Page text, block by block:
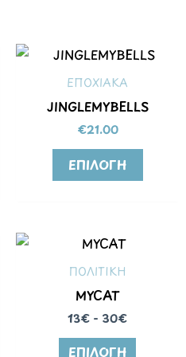
ΕΠΟΧΙΑΚΑ
JINGLEMYBELLS
€21.00
ΕΠΙΛΟΓΉ
Αυτό
έχει
Οι
ΠΟΛΙΤΙΚΗ
MYCAT
13€ - 30€
ΕΠΙΛΟΓΉ